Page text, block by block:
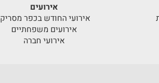
אירועים
אירועי החודש בכפר מסריק
אירועים משפחתיים
אירועי חברה